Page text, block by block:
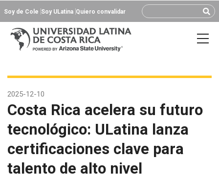
Soy de Cole Soy ULatina Quiero convalidar
2025-12-10
Costa Rica acelera su futuro
tecnológico: ULatina lanza
certificaciones clave para
talento de alto nivel